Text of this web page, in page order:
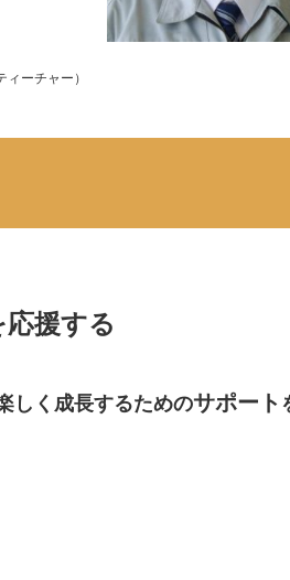
ィーチャー）
援する
しく成長するためのサポート